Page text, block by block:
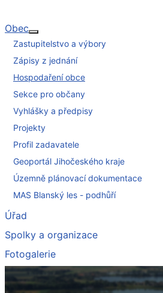
Obec
Více o: Obec
Zastupitelstvo a výbory
Zápisy z jednání
Hospodaření obce
Sekce pro občany
Vyhlášky a předpisy
Projekty
Profil zadavatele
Geoportál Jihočeského kraje
Územně plánovací dokumentace
MAS Blanský les - podhůří
Úřad
Spolky a organizace
Fotogalerie